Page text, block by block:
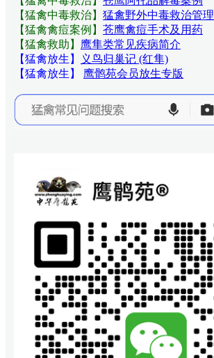
【猛禽中毒救治】 猛禽野外中毒救治管理
【猛禽禽痘案例】 苍鹰禽痘手术及用药
【猛禽救助】 鹰隼类常见疾病简介
【猛禽放生】
义鸟归巢记 (红隼)
【猛禽放生】
鹰鹘苑会员放生专版